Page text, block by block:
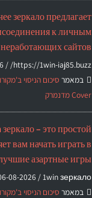
зеркало предлагает
к личным
сайтов.
https://1win-iaj85.buzz/ /
במאמר
Cover מדנמרק
– это простой
вам начать играть в
азартные игры.
1win зеркало /
08-2026
במאמר